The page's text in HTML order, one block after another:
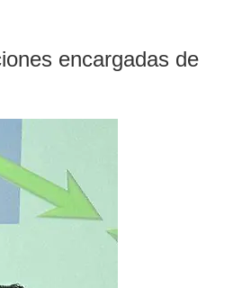
encargadas de